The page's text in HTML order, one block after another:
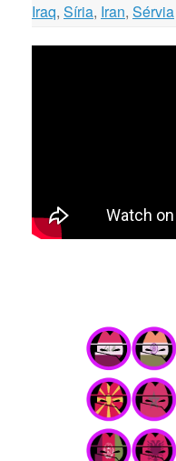
Iraq, Síria, Iran, Sérvia